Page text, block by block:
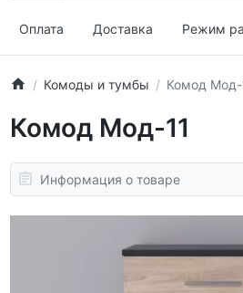
Оплата Доставка Режим
Комоды и тумбы Комод Мод-
Комод Мод-11
Информация о товаре